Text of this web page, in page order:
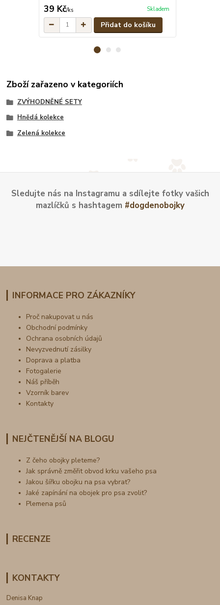
39 Kč/ks Skladem
Přidat do košíku
Zboží zařazeno v kategoriích
ZVÝHODNĚNÉ SETY
Hnědá kolekce
Zelená kolekce
Sledujte nás na Instagramu a sdílejte fotky vašich
mazlíčků s hashtagem #dogdenobojky
INFORMACE PRO ZÁKAZNÍKY
Proč nakupovat u nás
Obchodní podmínky
Ochrana osobních údajů
Nevyzvednutí zásilky
Doprava a platba
Fotogalerie
Náš příběh
Vzorník barev
Kontakty
NEJČTENĚJŠÍ NA BLOGU
Z čeho obojky pleteme?
Jak správně změřit obvod krku vašeho psa
Jakou šířku obojku na psa vybrat?
Jaké zapínání na obojek pro psa zvolit?
Plemena psů
RECENZE
KONTAKTY
Denisa Knap